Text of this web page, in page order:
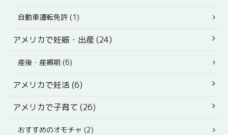
自動車運転免許 (1)
アメリカで妊娠・出産 (24)
産後・産褥期 (6)
アメリカで妊活 (6)
アメリカで子育て (26)
おすすめのオモチャ (2)